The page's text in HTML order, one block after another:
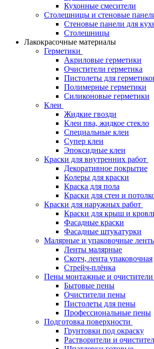
Кухонные смесители
Столешницы и стеновые
Стеновые панели для
Столешницы
Лакокрасочные материалы
Герметики
Акриловые герметики
Очистители герметика
Пистолеты для
Полимерные герметики
Силиконовые герметики
Клеи
Жидкие гвозди
Клеи пва, жидкое стекло
Специальные клеи
Супер клеи
Эпоксидные клеи
Краски для внутренних работ
Декоративное покрытие
Колеры для краски
Краска для пола
Краски для стен и
Краски для наружных работ
Краски для крыш и
Фасадные краски
Фасадные штукатурки
Малярные и упаковочные
Ленты малярные
Скотч, лента упаковочная
Стрейч-плёнка
Пены монтажные и очистители
Бытовые пены
Очистители пены
Пистолеты для пены
Профессиональные пены
Подготовка поверхности
Грунтовки под окраску
Растворители и